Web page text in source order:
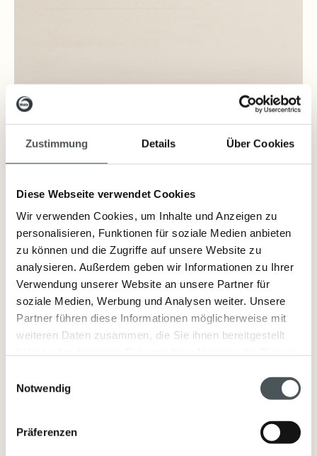
Zustimmung Details Über Cookies
Diese Webseite verwendet Cookies
Wir verwenden Cookies, um Inhalte und Anzeigen zu
personalisieren, Funktionen für soziale Medien anbieten
zu können und die Zugriffe auf unsere Website zu
analysieren. Außerdem geben wir Informationen zu Ihrer
Verwendung unserer Website an unsere Partner für
soziale Medien, Werbung und Analysen weiter. Unsere
Partner führen diese Informationen möglicherweise mit
weiteren Daten zusammen, die Sie ihnen bereitgestellt
Notwendig
Präferenzen
Seifenablage Zickzack grau
Desing aus Dänemark 100% Neopren-Kautschuk 8 x 13cm
Lieferzeit: sofort lieferbar
12,80 €
Inkl. Steuern,exkl. Versandkosten
Artikelnummer: